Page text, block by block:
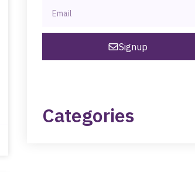
Signup
Categories